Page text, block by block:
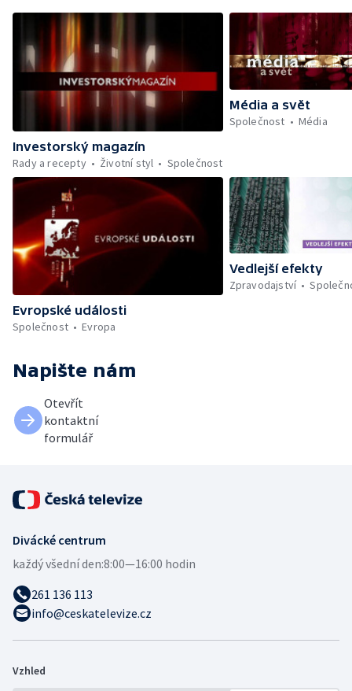
Investorský magazín
Rady a recepty
Životní styl Společnost
Média a svět
Společnost
Média
Evropské události
Společnost
Evropa
Vedlejší efekty
Zpravodajství
Napište nám
Otevřít
kontaktní
formulář
Divácké centrum
každý všední den:8:00—16:00 hodin
261 136 113
info@ceskatelevize.cz
Vzhled